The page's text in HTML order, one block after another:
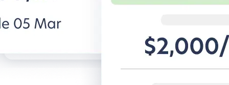
Descubre BG for Business